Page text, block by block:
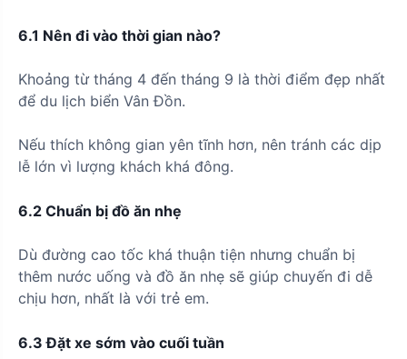
6.1 Nên đi vào thời gian nào?
Khoảng từ tháng 4 đến tháng 9 là thời điểm đẹp nhất
để du lịch biển Vân Đồn.
Nếu thích không gian yên tĩnh hơn, nên tránh các dịp
lễ lớn vì lượng khách khá đông.
6.2 Chuẩn bị đồ ăn nhẹ
Dù đường cao tốc khá thuận tiện nhưng chuẩn bị
thêm nước uống và đồ ăn nhẹ sẽ giúp chuyến đi dễ
chịu hơn, nhất là với trẻ em.
6.3 Đặt xe sớm vào cuối tuần